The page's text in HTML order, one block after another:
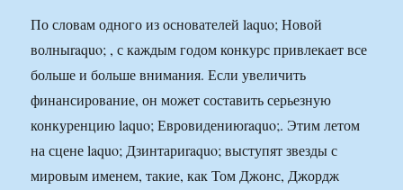
По словам одного из основателей laquo; Новой
волныraquo; , с каждым годом конкурс привлекает все
больше и больше внимания. Если увеличить
финансирование, он может составить серьезную
конкуренцию laquo; Евровидениюraquo;. Этим летом
на сцене laquo; Дзинтариraquo; выступят звезды с
мировым именем, такие, как Том Джонс, Джордж